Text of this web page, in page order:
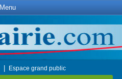
Menu
Espace grand public